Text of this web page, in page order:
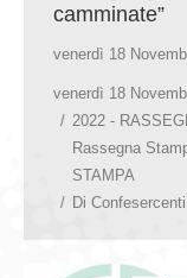
camminate”
venerdì 18
venerdì 18
2022 -
Rassegna
STAMPA
Di